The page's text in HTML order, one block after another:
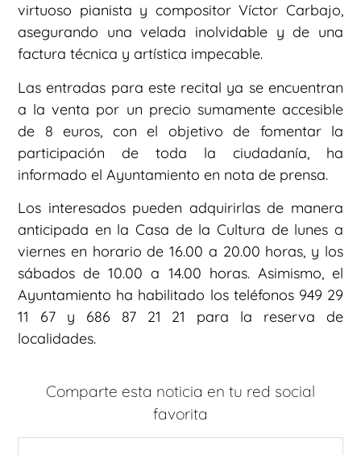
virtuoso pianista y compositor Víctor Carbajo,
asegurando una velada inolvidable y de una
factura técnica y artística impecable.
Las entradas para este recital ya se encuentran
a la venta por un precio sumamente accesible
de 8 euros, con el objetivo de fomentar la
participación de toda la ciudadanía, ha
informado el Ayuntamiento en nota de prensa.
Los interesados pueden adquirirlas de manera
anticipada en la Casa de la Cultura de lunes a
viernes en horario de 16.00 a 20.00 horas, y los
sábados de 10.00 a 14.00 horas. Asimismo, el
Ayuntamiento ha habilitado los teléfonos 949 29
11 67 y 686 87 21 21 para la reserva de
localidades.
Comparte esta noticia en tu red social
favorita